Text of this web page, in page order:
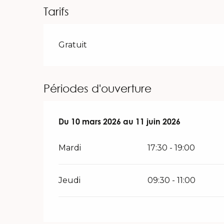
Tarifs
Gratuit
Périodes d'ouverture
Du 10 mars 2026au 11 juin 2026
Du 10 mars 2026au 11 juin 2026
Mardi 17:30 - 19:00
Jeudi 09:30 - 11:00